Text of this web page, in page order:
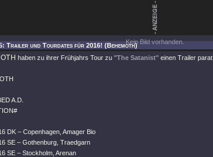
Kein Bild vorhanden.
Trailer und Tourdates für 2016! (Behemoth)
haben zu ihrer Frühjahrs Tour zu "The Satanist" einen Trailer parat.
A.D.
DK – Copenhagen, Amager Bio
SE – Gothenburg, Traedgarn
SE – Stockholm, Arenan